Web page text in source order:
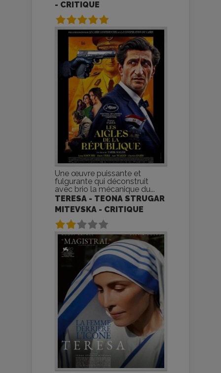
- CRITIQUE
Une œuvre puissante et
fulgurante qui déconstruit
avec brio la mécanique du...
TERESA - TEONA STRUGAR
MITEVSKA - CRITIQUE